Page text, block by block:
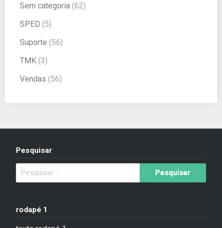
Sem categoria (62)
SPED (5)
Suporte (56)
TMK (3)
Vendas (56)
Pesquisar
rodapé 1